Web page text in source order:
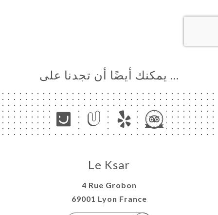
… يمكنك أيضًا أن تجدنا على
Le Ksar
4 Rue Grobon
69001 Lyon France